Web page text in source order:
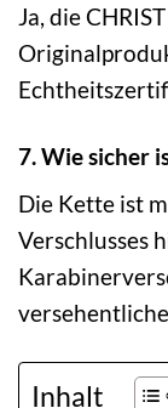
Ja, die
7. Wie sicher
Die Kette ist
Verschlusses
Inhalt